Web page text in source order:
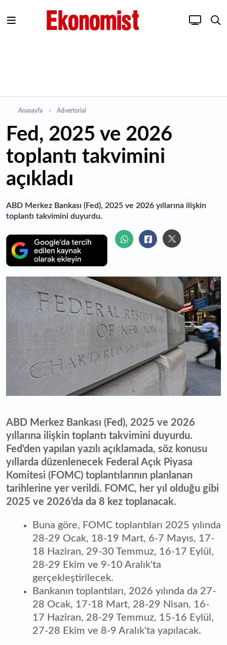
Anasayfa Advertorial
Fed, 2025 ve 2026
toplantı takvimini
açıkladı
ABD Merkez Bankası (Fed), 2025 ve 2026 yıllarına ilişkin
toplantı takvimini duyurdu.
ABD Merkez Bankası (Fed), 2025 ve 2026
yıllarına ilişkin toplantı takvimini duyurdu.
Fed'den yapılan yazılı açıklamada, söz konusu
yıllarda düzenlenecek Federal Açık Piyasa
Komitesi (FOMC) toplantılarının planlanan
tarihlerine yer verildi. FOMC, her yıl olduğu gibi
2025 ve 2026'da da 8 kez toplanacak.
Buna göre, FOMC toplantıları 2025 yılında
28-29 Ocak, 18-19 Mart, 6-7 Mayıs, 17-
18 Haziran, 29-30 Temmuz, 16-17 Eylül,
28-29 Ekim ve 9-10 Aralık'ta
gerçekleştirilecek.
Bankanın toplantıları, 2026 yılında da 27-
28 Ocak, 17-18 Mart, 28-29 Nisan, 16-
17 Haziran, 28-29 Temmuz, 15-16 Eylül,
27-28 Ekim ve 8-9 Aralık'ta yapılacak.